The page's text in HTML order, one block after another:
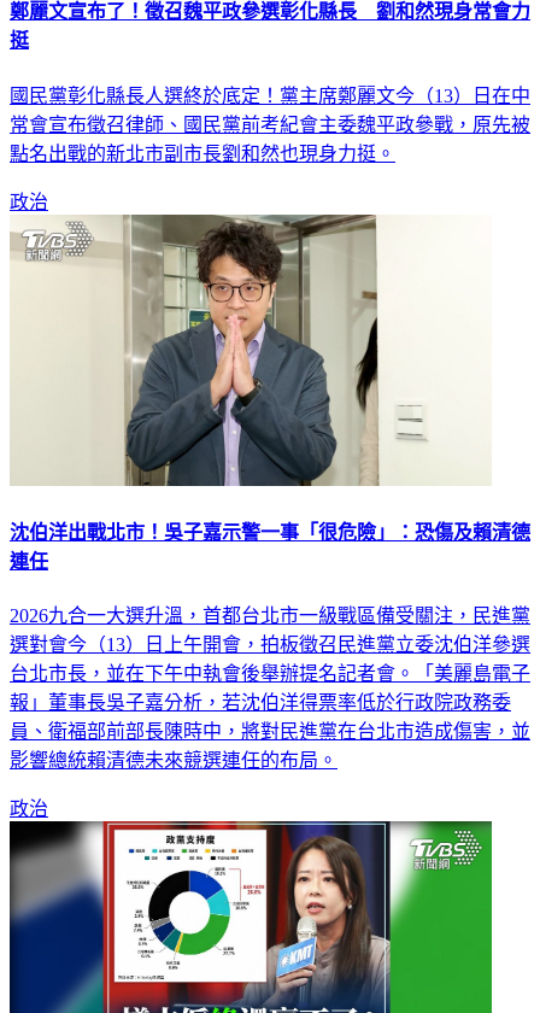
鄭麗文宣布了！徵召魏平政參選彰化縣長 劉和然現身常會力
挺
國民黨彰化縣長人選終於底定！黨主席鄭麗文今（13）日在中
常會宣布徵召律師、國民黨前考紀會主委魏平政參戰，原先被
點名出戰的新北市副市長劉和然也現身力挺。
政治
沈伯洋出戰北市！吳子嘉示警一事「很危險」：恐傷及賴清德
連任
2026九合一大選升溫，首都台北市一級戰區備受關注，民進黨
選對會今（13）日上午開會，拍板徵召民進黨立委沈伯洋參選
台北市長，並在下午中執會後舉辦提名記者會。「美麗島電子
報」董事長吳子嘉分析，若沈伯洋得票率低於行政院政務委
員、衛福部前部長陳時中，將對民進黨在台北市造成傷害，並
影響總統賴清德未來競選連任的布局。
政治